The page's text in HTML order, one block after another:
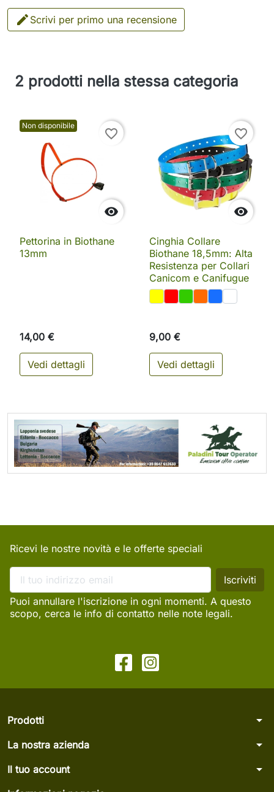
 Scrivi per primo una recensione
2 prodotti nella stessa categoria
Non disponibile

favorite_border
Pettorina in Biothane
13mm
14,00 €
Vedi dettagli

favorite_border
Cinghia Collare
Biothane 18,5mm: Alta
Resistenza per Collari
Canicom e Canifugue
9,00 €
Vedi dettagli
Ricevi le nostre novità e le offerte speciali
Puoi annullare l'iscrizione in ogni momenti. A questo
scopo, cerca le info di contatto nelle note legali.
Prodotti arrow_drop_down
La nostra azienda arrow_drop_down
Il tuo account arrow_drop_down